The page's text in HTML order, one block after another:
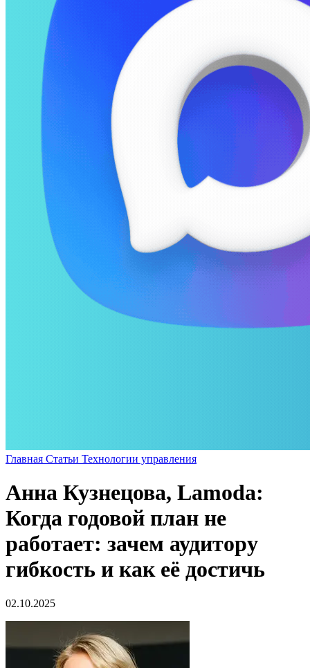
Главная Статьи Технологии управления
Анна Кузнецова, Lamoda:
Когда годовой план не
работает: зачем аудитору
гибкость и как её достичь
02.10.2025